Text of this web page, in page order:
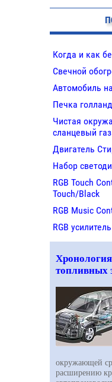
Когда и как
Свечной
Автомобиль
Печка
Чистая
сланцевый газ
Двигатель
Набор
RGB Touch
Touch/Black
RGB Music
RGB
топливных
окружающей
расширению